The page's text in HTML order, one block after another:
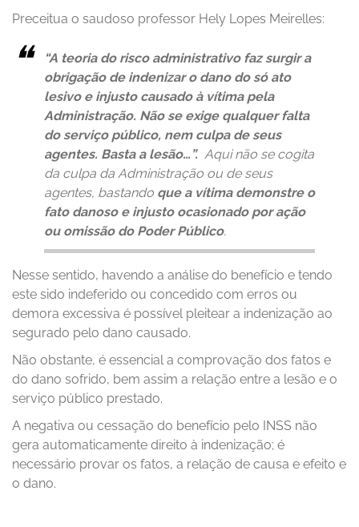
Preceitua o saudoso professor Hely Lopes Meirelles:
“A teoria do risco administrativo faz surgir a
obrigação de indenizar o dano do só ato
lesivo e injusto causado à vítima pela
Administração. Não se exige qualquer falta
do serviço público, nem culpa de seus
agentes. Basta a lesão…”. Aqui não se cogita
da culpa da Administração ou de seus
agentes, bastando que a vítima demonstre o
fato danoso e injusto ocasionado por ação
ou omissão do Poder Público.
Nesse sentido, havendo a análise do benefício e tendo
este sido indeferido ou concedido com erros ou
demora excessiva é possível pleitear a indenização ao
segurado pelo dano causado.
Não obstante, é essencial a comprovação dos fatos e
do dano sofrido, bem assim a relação entre a lesão e o
serviço público prestado.
A negativa ou cessação do benefício pelo INSS não
gera automaticamente direito à indenização; é
necessário provar os fatos, a relação de causa e efeito e
o dano.